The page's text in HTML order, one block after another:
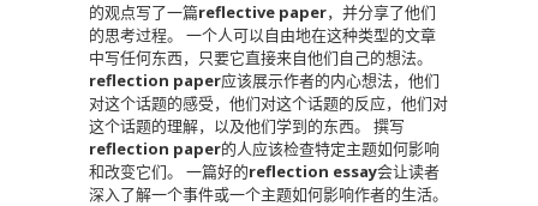
的观点写了一篇reflective paper，并分享了他们
的思考过程。
一个人可以自由地在这种类型的文章
中写任何东西，只要它直接来自他们自己的想法。
reflection paper应该展示作者的内心想法，他们
对这个话题的感受，他们对这个话题的反应，他们对
这个话题的理解，以及他们学到的东西。
撰写
reflection paper的人应该检查特定主题如何影响
和改变它们。
一篇好的reflection essay会让读者
深入了解一个事件或一个主题如何影响作者的生活。